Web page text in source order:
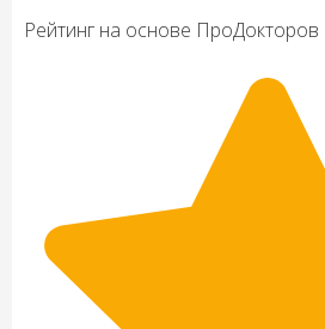
Рейтинг на основе ПроДокторов